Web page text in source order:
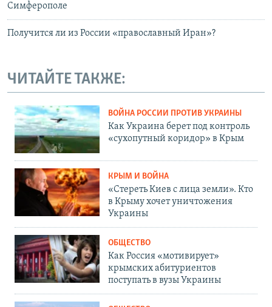
Симферополе
Получится ли из России «православный Иран»?
ЧИТАЙТЕ ТАКЖЕ:
ВОЙНА РОССИИ ПРОТИВ УКРАИНЫ
Как Украина берет под контроль
«сухопутный коридор» в Крым
КРЫМ И ВОЙНА
«Стереть Киев с лица земли». Кто
в Крыму хочет уничтожения
Украины
ОБЩЕСТВО
Как Россия «мотивирует»
крымских абитуриентов
поступать в вузы Украины